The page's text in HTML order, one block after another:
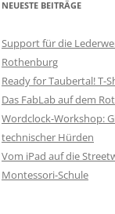
NEUESTE BEITRÄGE
Support für die
Rothenburg
Ready for Taubertal! T-
Das FabLab auf dem
Wordclock-Workshop:
technischer Hürden
Vom iPad auf die
Montessori-Schule